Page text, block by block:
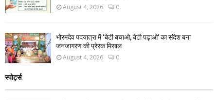
August 4, 2026 0
भोरमदेव पदयात्रा में ‘बेटी बचाओ, बेटी पढ़ाओ’ का संदेश बना
जनजागरण की प्रेरक मिसाल
August 4, 2026 0
स्पोर्ट्स